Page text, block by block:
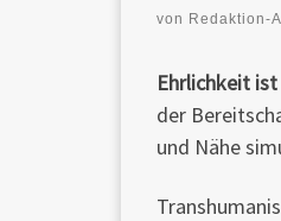
von Redaktion-
Ehrlichkeit
der
und Nähe